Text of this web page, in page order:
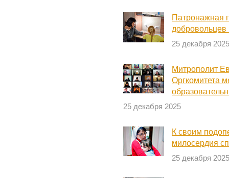
Патронажная
добровольцев
25 декабря
Митрополит
Оргкомитета
25 декабря 2025
К своим
милосердия
25 декабря